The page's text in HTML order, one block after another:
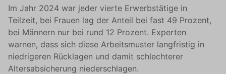
Im Jahr 2024 war jeder vierte Erwerbstätige in
Teilzeit, bei Frauen lag der Anteil bei fast 49 Prozent,
bei Männern nur bei rund 12 Prozent. Experten
warnen, dass sich diese Arbeitsmuster langfristig in
niedrigeren Rücklagen und damit schlechterer
Altersabsicherung niederschlagen.